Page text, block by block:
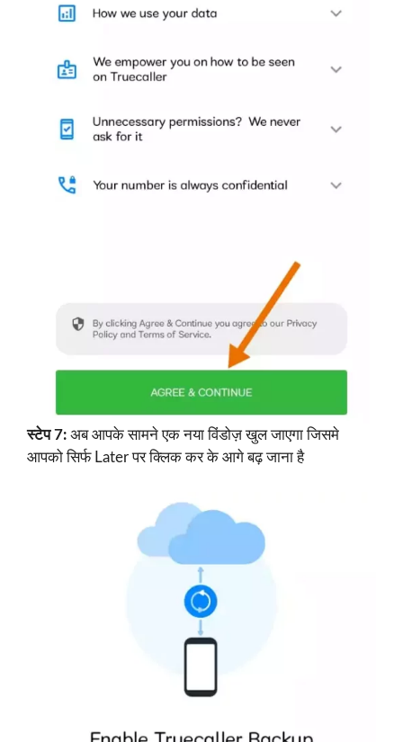
स्टेप 7: अब आपके सामने एक नया विंडोज़ खुल जाएगा जिसमे
आपको सिर्फ Later पर क्लिक कर के आगे बढ़ जाना है